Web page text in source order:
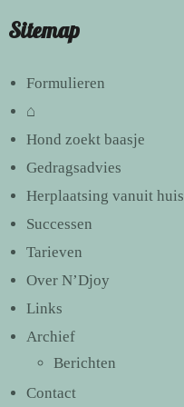
Sitemap
Formulieren
⌂
Hond zoekt baasje
Gedragsadvies
Herplaatsing vanuit huis
Successen
Tarieven
Over N’Djoy
Links
Archief
Berichten
Contact